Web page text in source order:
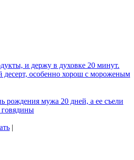
и держу в духовке 20 минут.
десерт, особенно хорош с мороженым
рождения мужа 20 дней, а ее съели
говядины
|